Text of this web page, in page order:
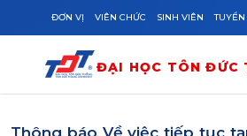
Skip to main content
ĐƠN VỊ VIÊN CHỨC SINH VIÊN
ĐẠI HỌC TÔN ĐỨC
Thông báo Về việc tiếp tục